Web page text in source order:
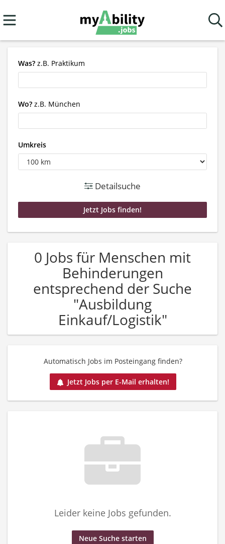
Was? z.B. Praktikum
Wo? z.B. München
Umkreis
Detailsuche
0 Jobs für Menschen mit
Behinderungen
entsprechend der Suche
"Ausbildung
Einkauf/Logistik"
Automatisch Jobs im Posteingang finden?
Jetzt Jobs per E-Mail erhalten!
Leider keine Jobs gefunden.
Neue Suche starten